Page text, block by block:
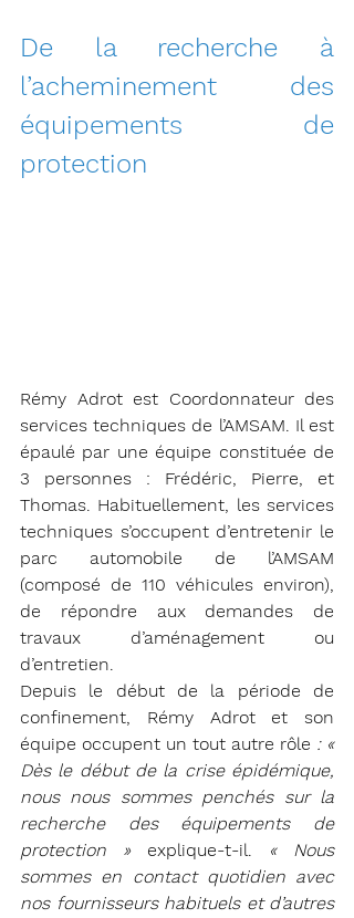
De la recherche à
l’acheminement des
équipements de
protection
Rémy Adrot est Coordonnateur des
services techniques de l’AMSAM. Il est
épaulé par une équipe constituée de
3 personnes : Frédéric, Pierre, et
Thomas. Habituellement, les services
techniques s’occupent d’entretenir le
parc automobile de l’AMSAM
(composé de 110 véhicules environ),
de répondre aux demandes de
travaux d’aménagement ou
d’entretien.
Depuis le début de la période de
confinement, Rémy Adrot et son
équipe occupent un tout autre rôle : «
Dès le début de la crise épidémique,
nous nous sommes penchés sur la
recherche des équipements de
protection » explique-t-il.
« Nous
sommes en contact quotidien avec
nos fournisseurs habituels et d’autres